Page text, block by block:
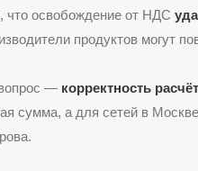
что освобождение от НДС
продуктов могут
— корректность
сумма, а для сетей в